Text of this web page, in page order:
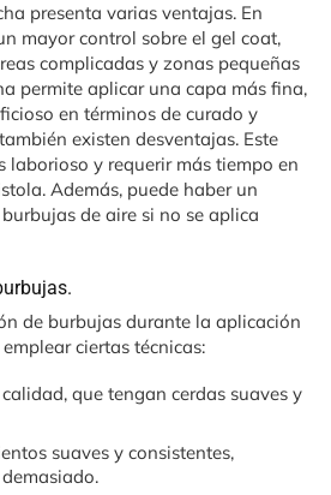
presenta varias ventajas. En
mayor control sobre el gel coat,
complicadas y zonas pequeñas
permite aplicar una capa más fina,
en términos de curado y
existen desventajas. Este
laborioso y requerir más tiempo en
Además, puede haber un
de aire si no se aplica
de burbujas durante la aplicación
ciertas técnicas:
que tengan cerdas suaves y
suaves y consistentes,